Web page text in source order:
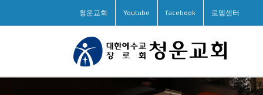
청운교회 Youtube facebook 로뎀센터